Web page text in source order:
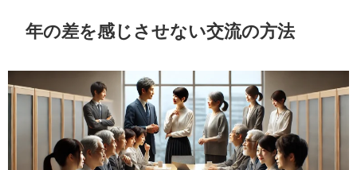
年の差を感じさせない交流の方法